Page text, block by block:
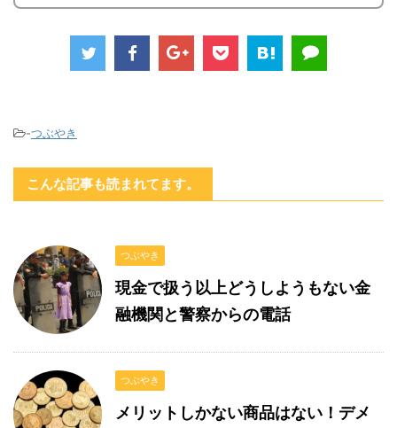
-つぶやき
こんな記事も読まれてます。
つぶやき
現金で扱う以上どうしようもない金
融機関と警察からの電話
つぶやき
メリットしかない商品はない！デメ